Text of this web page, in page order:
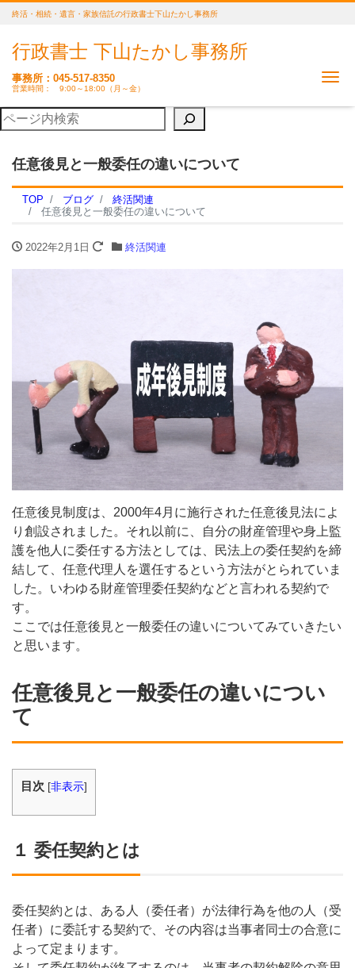
終活・相続・遺言・家族信託の行政書士下山たかし事務所
行政書士 下山たかし事務所
事務所：045-517-8350
営業時間： 9:00～18:00（月～金）
任意後見と一般委任の違いについて
TOP ブログ
終活関連
任意後見と一般委任の違いについて
2022年2月1日 終活関連
任意後見制度は、2000年4月に施行された任意後見法によ
り創設されました。それ以前に、自分の財産管理や身上監
護を他人に委任する方法としては、民法上の委任契約を締
結して、任意代理人を選任するという方法がとられていま
した。いわゆる財産管理委任契約などと言われる契約で
す。
ここでは任意後見と一般委任の違いについてみていきたい
と思います。
任意後見と一般委任の違いについ
て
目次 [非表示]
１ 委任契約とは
委任契約とは、ある人（委任者）が法律行為を他の人（受
任者）に委託する契約で、その内容は当事者同士の合意に
よって定まります。